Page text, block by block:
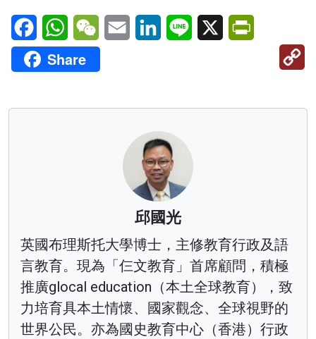
FacebookWhatsAppWeChatEmail LinkedInLine X
Share
邱國光
英國布理斯托大學博士，主修教育行政及語
言教育。現為「仨文教育」首席顧問，積極
推廣glocal education（本土全球教育），致
力培育具本土情懷、國家觀念、全球視野的
世界公民。亦為國史教育中心（香港）行政